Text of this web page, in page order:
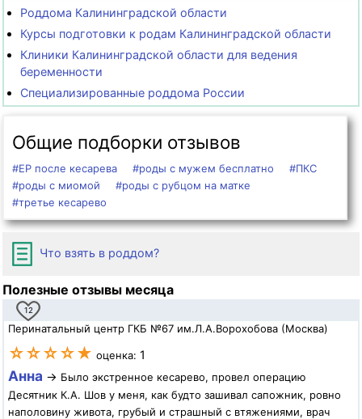
Роддома Калининградской области
Курсы подготовки к родам Калининградской области
Клиники Калининградской области для ведения
беременности
Специализированные роддома России
Общие подборки отзывов
#ЕР после кесарева #роды с мужем бесплатно
#ПКС
#роды с миомой
#роды с рубцом на матке
#третье кесарево
Что взять в роддом?
Полезные отзывы месяца
12
Перинатальный центр ГКБ №67 им.Л.А.Ворохобова (Москва)
☆☆☆☆★ оценка: 1
Анна → Было экстренное кесарево, провел операцию
Десятник К.А. Шов у меня, как будто зашивал сапожник, ровно
наполовину живота, грубый и страшный с втяжениями, врач